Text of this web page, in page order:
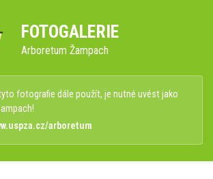
FOTOGALERIE
Arboretum Žampach
fotografie dále použít, je nutné uvést jako
arboretum